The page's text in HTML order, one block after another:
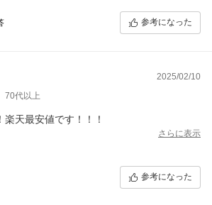
参考になった
2025/02/10
70代以上
天最安値です！！！
さらに表示
参考になった